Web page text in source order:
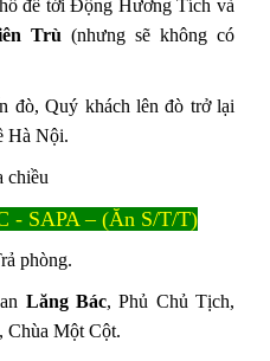
để tới Động Hương Tích và
Trù (nhưng sẽ không có
đò, Quý khách lên đò trở lại
Hà Nội.
chiều
- SAPA – (Ăn S/T/T)
phòng.
Lăng Bác, Phủ Chủ Tịch,
Chùa Một Cột.